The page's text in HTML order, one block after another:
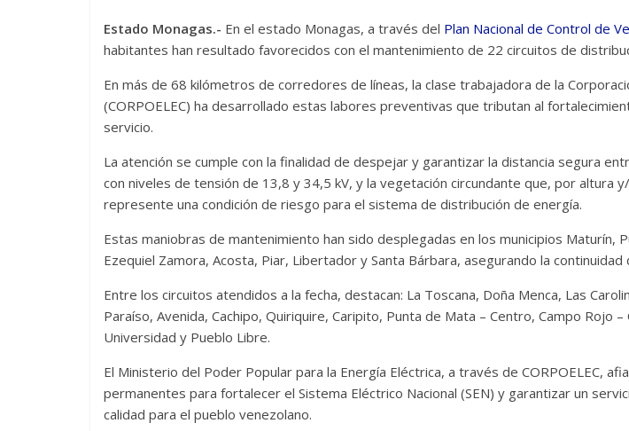
Estado Monagas.- En el estado Monagas, a través del Plan Nacional de Control de
habitantes han resultado favorecidos con el mantenimiento de 22 circuitos de
En más de 68 kilómetros de corredores de líneas, la clase trabajadora de la
(CORPOELEC) ha desarrollado estas labores preventivas que tributan al
servicio.
La atención se cumple con la finalidad de despejar y garantizar la distancia segura
con niveles de tensión de 13,8 y 34,5 kV, y la vegetación circundante que, por altura
represente una condición de riesgo para el sistema de distribución de energía.
Estas maniobras de mantenimiento han sido desplegadas en los municipios Maturín,
Ezequiel Zamora, Acosta, Piar, Libertador y Santa Bárbara, asegurando la
Entre los circuitos atendidos a la fecha, destacan: La Toscana, Doña Menca, Las
Paraíso, Avenida, Cachipo, Quiriquire, Caripito, Punta de Mata – Centro, Campo Rojo –
Universidad y Pueblo Libre.
El Ministerio del Poder Popular para la Energía Eléctrica, a través de CORPOELEC,
permanentes para fortalecer el Sistema Eléctrico Nacional (SEN) y garantizar un
calidad para el pueblo venezolano.